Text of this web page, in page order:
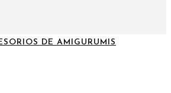
DE AMIGURUMIS